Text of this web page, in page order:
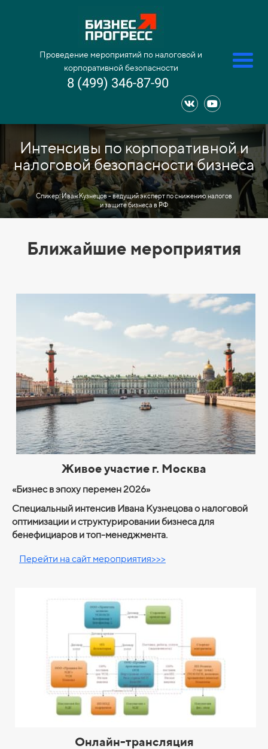
Проведение мероприятий по налоговой и
корпоративной безопасности
8 (499) 346-87-90
Интенсивы по корпоративной и
налоговой безопасности бизнеса
Спикер: Иван Кузнецов - ведущий эксперт по снижению налогов
и защите бизнеса в РФ
Ближайшие мероприятия
Живое участие г. Москва
«Бизнес в эпоху перемен 2026»
Специальный интенсив Ивана Кузнецова о налоговой
оптимизации и структурировании бизнеса для
бенефициаров и топ-менеджмента.
Перейти на сайт мероприятия>>>
Онлайн-трансляция